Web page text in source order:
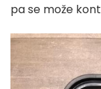
pa se može